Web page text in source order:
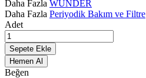
Daha Fazla WUNDER
Daha Fazla Periyodik Bakım ve Filtre
Adet
Sepete Ekle
Hemen Al
Beğen